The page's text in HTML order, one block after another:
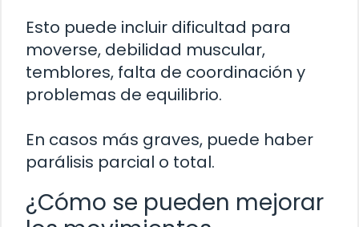
Esto puede incluir dificultad para
moverse, debilidad muscular,
temblores, falta de coordinación y
problemas de equilibrio.
En casos más graves, puede haber
parálisis parcial o total.
¿Cómo se pueden mejorar